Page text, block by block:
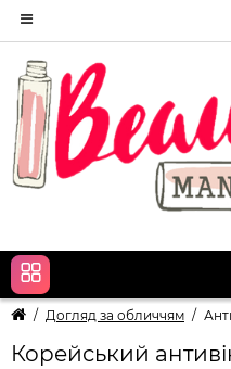
Догляд за обличчям
Корейський